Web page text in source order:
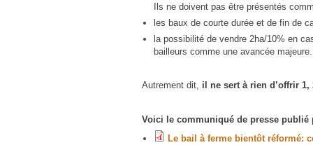
Ils ne doivent pas être présentés
les baux de courte durée et de fin de
la possibilité de vendre 2ha/10% en
bailleurs comme une avancée majeure.
Autrement dit, il ne sert à rien d’offrir
Voici le communiqué de presse publié
Le bail à ferme bientôt réformé: